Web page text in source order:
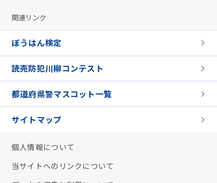
関連リンク
ぼうはん検定
読売防犯川柳コンテスト
都道府県警マスコット一覧
サイトマップ
個人情報について
当サイトへのリンクについて